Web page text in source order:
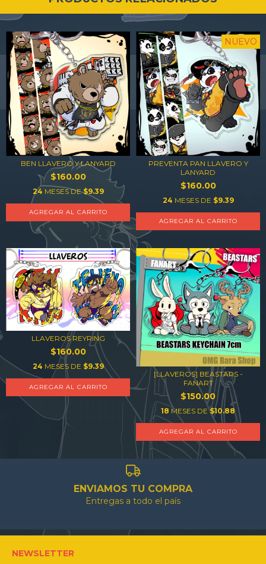
BEN LLAVERO Y LANYARD
$160.00
24 MESES DE$9.39
AGREGAR AL CARRITO
NUEVO
PREVENTA PAN LLAVERO Y
LANYARD
$160.00
24 MESES DE $9.39
AGREGAR AL CARRITO
LLAVEROS REYRING
$160.00
24 MESES DE $9.39
AGREGAR AL CARRITO
[LLAVEROS] BEASTARS -
FANART
$150.00
18 MESES DE$10.88
AGREGAR AL CARRITO
ENVIAMOS TU COMPRA
Entregas a todo el país
NEWSLETTER